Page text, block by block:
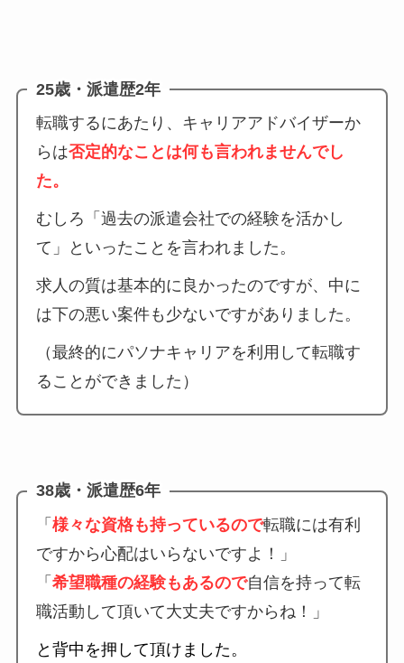
25歳・派遣歴2年
転職するにあたり、キャリアアドバイザーか
らは否定的なことは何も言われませんでし
た。
むしろ「過去の派遣会社での経験を活かし
て」といったことを言われました。
求人の質は基本的に良かったのですが、中に
は下の悪い案件も少ないですがありました。
（最終的にパソナキャリアを利用して転職す
ることができました）
38歳・派遣歴6年
「 様々な資格も持っているので転職には有利
ですから心配はいらないですよ！」
「 希望職種の経験もあるので自信を持って転
職活動して頂いて大丈夫ですからね！」
と背中を押して頂けました。